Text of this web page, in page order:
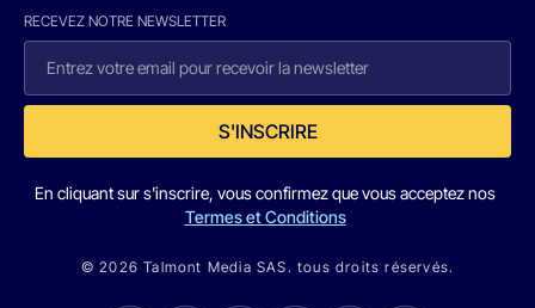
RECEVEZ NOTRE NEWSLETTER
S'INSCRIRE
En cliquant sur s'inscrire, vous confirmez que vous acceptez nos
Termes et Conditions
© 2026 Talmont Media SAS. tous droits réservés.